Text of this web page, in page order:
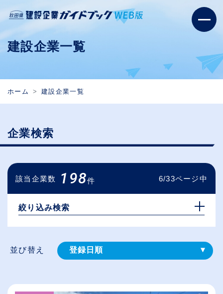
建設企業一覧
ホーム 建設企業一覧
企業検索
該当企業数 198件 6/33ページ中
絞り込み検索
並び替え 登録⽇順
（⾼卒の給与を基準）